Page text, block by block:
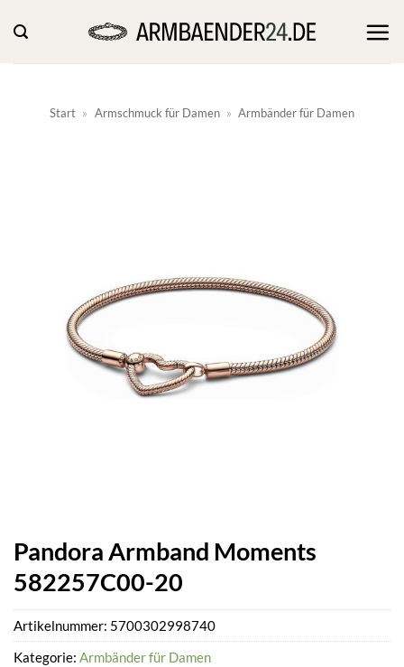
Inhalt
springen
Start » Armschmuck für Damen » Armbänder für Damen
Pandora Armband Moments
582257C00-20
Artikelnummer: 5700302998740
Kategorie: Armbänder für Damen